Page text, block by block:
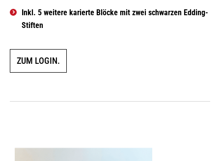
Inkl. 5 weitere karierte Blöcke mit zwei schwarzen Edding-
Stiften
ZUM LOGIN.